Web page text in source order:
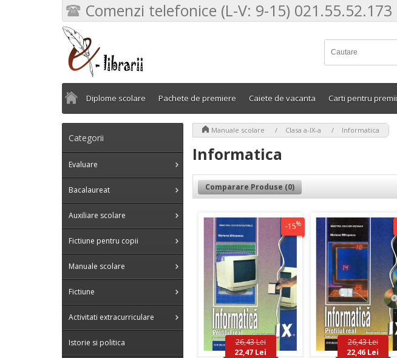
Comenzi telefonice (L-V: 9-15) 021.55.52.173
Diplome scolare Pachete de premiere Caiete de vacanta Carti pentru premii
Categorii
Evaluare
Bacalaureat
Auxiliare scolare
Fictiune pentru copii
Manuale scolare
Fictiune
Activitati extracurriculare
Istorie si politica
Manuale scolare Clasa a-IX-a Informatica
Informatica
Comparare Produse (0)
-15%
26,43 Lei
22,47 Lei
26,43 Lei
22,46 Lei